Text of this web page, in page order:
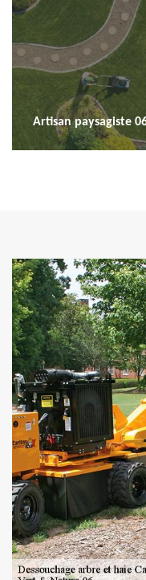
Artisan paysagiste